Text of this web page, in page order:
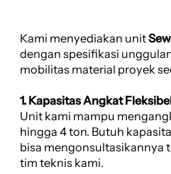
Kami menyediakan unit
dengan spesifikasi
mobilitas material proyek
1. Kapasitas Angkat
Unit kami mampu
hingga 4 ton. Butuh
bisa mengonsultasikannya
tim teknis kami.